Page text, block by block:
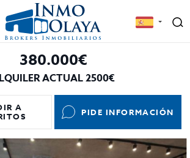
380.000€
ACTUAL 2500€
A
PIDE INFORMACIÓN